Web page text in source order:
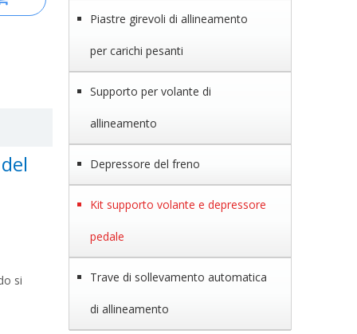
si
Piastre girevoli di allineamento
per carichi pesanti
Supporto per volante di
allineamento
Depressore del freno
Kit supporto volante e depressore
pedale
Trave di sollevamento automatica
di allineamento